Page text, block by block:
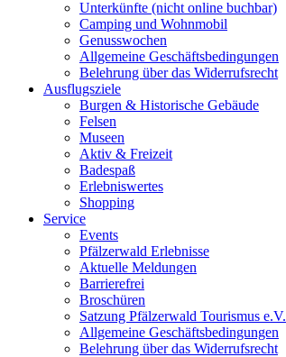
Unterkünfte (nicht online buchbar)
Camping und Wohnmobil
Genusswochen
Allgemeine Geschäftsbedingungen
Belehrung über das Widerrufsrecht
Ausflugsziele
Burgen & Historische Gebäude
Felsen
Museen
Aktiv & Freizeit
Badespaß
Erlebniswertes
Shopping
Service
Events
Pfälzerwald Erlebnisse
Aktuelle Meldungen
Barrierefrei
Broschüren
Satzung Pfälzerwald Tourismus e.V.
Allgemeine Geschäftsbedingungen
Belehrung über das Widerrufsrecht